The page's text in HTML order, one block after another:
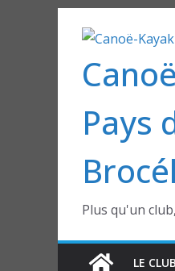
contenu
Pays
Plus qu'un
LE CLUB